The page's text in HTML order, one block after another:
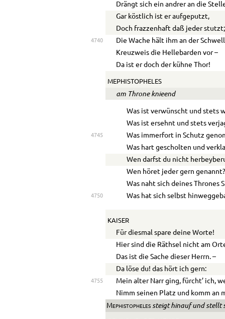
Drängt sich ein andrer an die
Gar köstlich ist er aufgeputzt,
Doch frazzenhaft daß jeder stutzt;
4740
Die Wache hält ihm an der
Kreuzweis die Hellebarden vor –
Da ist er doch der kühne Thor!
MEPHISTOPHELES
am Throne knieend
Was ist verwünscht und stets
Was ist ersehnt und stets
4745
Was immerfort in Schutz
Was hart gescholten und
Wen darfst du nicht
Wen höret jeder gern
Was naht sich deines Thrones
4750 Was hat sich selbst
KAISER
Für diesmal spare deine Worte!
Hier sind die Räthsel nicht am
Das ist die Sache dieser Herrn. –
Da löse du! das hört ich gern:
4755
Mein alter Narr ging, fürcht’ ich,
Nimm seinen Platz und komm an
Mephistophelessteigt hinauf und stellt